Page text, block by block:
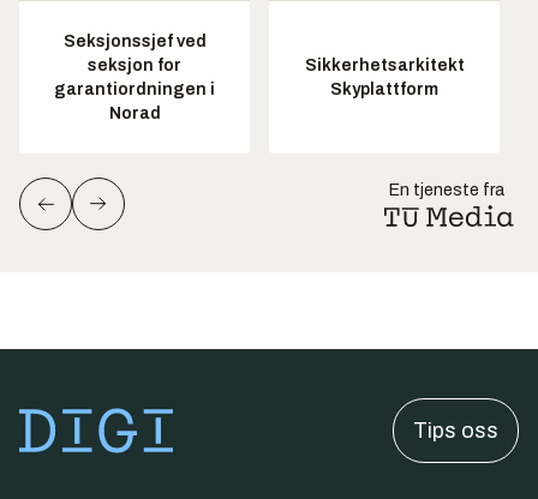
Seksjonssjef ved
seksjon for
garantiordningen i
Norad
Sikkerhetsarkitekt
Skyplattform
En tjeneste fra
Tips oss